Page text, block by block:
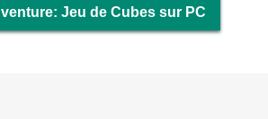
Jeu de Cubes sur PC